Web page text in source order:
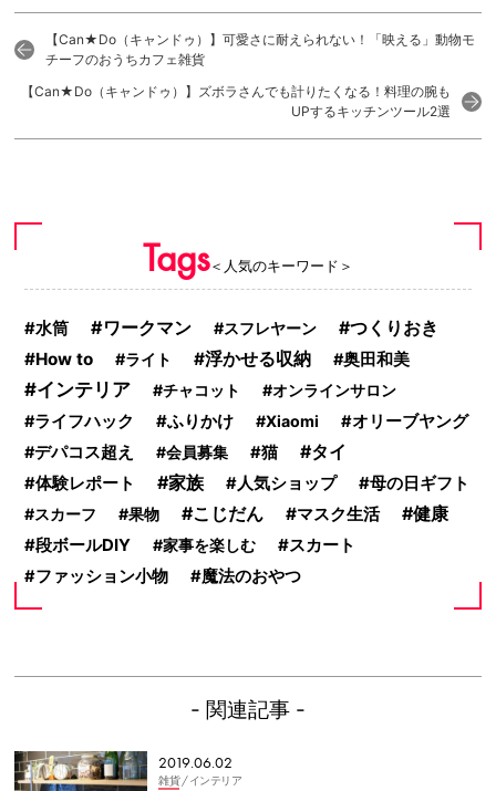
【Can★Do（キャンドゥ）】可愛さに耐えられない！「映える」動物モ
チーフのおうちカフェ雑貨
【Can★Do（キャンドゥ）】ズボラさんでも計りたくなる！料理の腕も
UPするキッチンツール2選
Tags＜人気のキーワード＞
水筒 ワークマン スフレヤーン
つくりおき
How to
ライト 浮かせる収納 奥田和美
インテリア チャコット オンラインサロン
ライフハック ふりかけ Xiaomi
オリーブヤング
デパコス超え
会員募集 猫 タイ
体験レポート 家族 人気ショップ 母の日ギフト
スカーフ 果物 こじだん マスク生活 健康
段ボールDIY 家事を楽しむ スカート
ファッション小物 魔法のおやつ
- 関連記事 -
2019.06.02
雑貨 / インテリア